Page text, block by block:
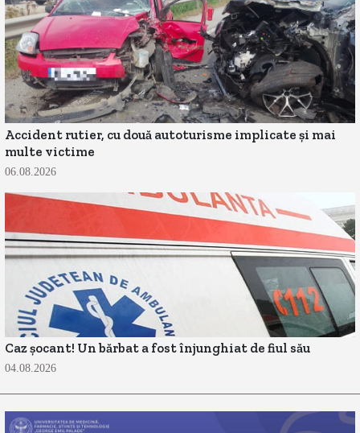
Accident rutier, cu două autoturisme implicate și mai
multe victime
06.08.2026
Caz șocant! Un bărbat a fost înjunghiat de fiul său
04.08.2026